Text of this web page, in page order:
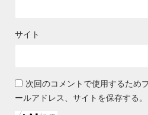
サイト
次回のコメントで使用するため
ールアドレス、サイトを保存する。